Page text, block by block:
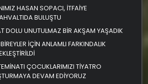
HASAN SOPACI, İTFAİYE
BULUŞTU
DOLU UNUTULMAZ BİR AKŞAM YAŞADIK
İÇİN ANLAMLI FARKINDALIK
ÇOCUKLARIMIZI TİYATRO
DEVAM EDİYORUZ